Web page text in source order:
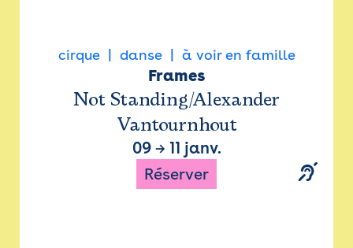
cirque danse à voir en famille
Frames
Not Standing/Alexander
Vantournhout
09→ 11 janv.
Réserver